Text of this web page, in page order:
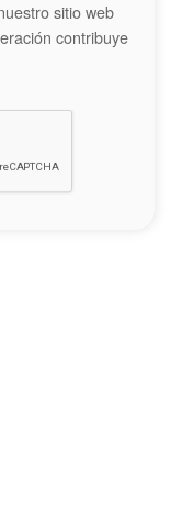
sitio web
contribuye